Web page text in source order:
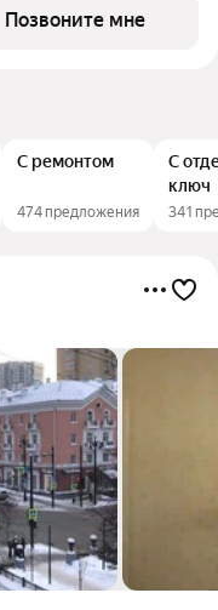
под аренду.
Позвоните мне
С ремонтом
474 предложения
С
ключ
341